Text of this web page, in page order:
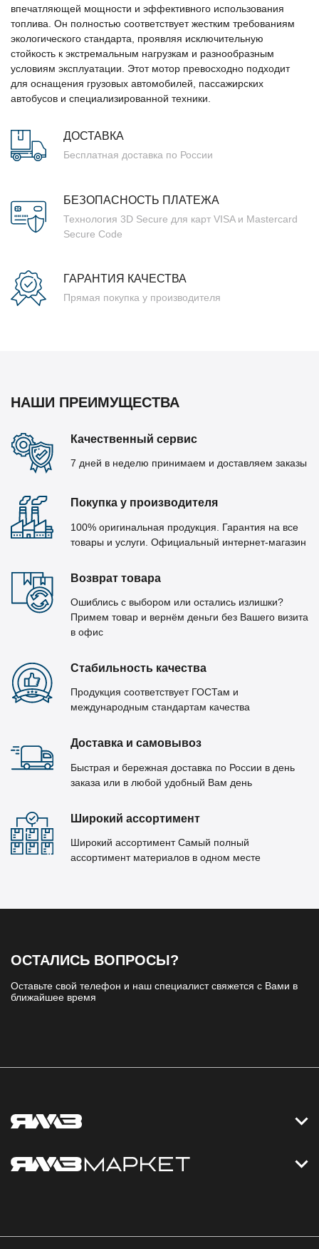
впечатляющей мощности и эффективного использования
топлива. Он полностью соответствует жестким требованиям
экологического стандарта, проявляя исключительную
стойкость к экстремальным нагрузкам и разнообразным
условиям эксплуатации. Этот мотор превосходно подходит
для оснащения грузовых автомобилей, пассажирских
автобусов и специализированной техники.
ДОСТАВКА
Бесплатная доставка по России
БЕЗОПАСНОСТЬ ПЛАТЕЖА
Технология 3D Secure для карт VISA и Mastercard
Secure Code
ГАРАНТИЯ КАЧЕСТВА
Прямая покупка у производителя
НАШИ ПРЕИМУЩЕСТВА
Качественный сервис
7 дней в неделю принимаем и доставляем заказы
Покупка у производителя
100% оригинальная продукция. Гарантия на все
товары и услуги. Официальный интернет-магазин
Возврат товара
Ошиблись с выбором или остались излишки?
Примем товар и вернём деньги без Вашего визита
в офис
Стабильность качества
Продукция соответствует ГОСТам и
международным стандартам качества
Доставка и самовывоз
Быстрая и бережная доставка по России в день
заказа или в любой удобный Вам день
Широкий ассортимент
Широкий ассортимент Самый полный
ассортимент материалов в одном месте
ОСТАЛИСЬ ВОПРОСЫ?
Оставьте свой телефон и наш специалист свяжется с Вами в
ближайшее время
Контакты